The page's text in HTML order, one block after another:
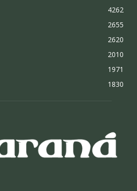
4262
2655
2620
2010
1971
1830